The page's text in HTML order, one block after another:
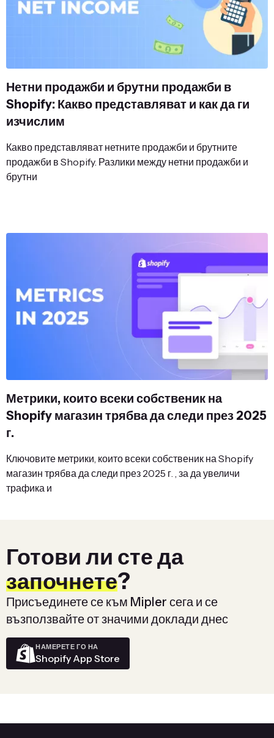
Нетни продажби и брутни продажби в
Shopify: Какво представляват и как да ги
изчислим
Какво представляват нетните продажби и брутните
продажби в Shopify. Разлики между нетни продажби и
брутни
Метрики, които всеки собственик на
Shopify магазин трябва да следи през 2025
г.
Ключовите метрики, които всеки собственик на Shopify
магазин трябва да следи през 2025 г. , за да увеличи
трафика и
Готови ли сте да
започнете?
Присъединете се към Mipler сега и се
възползвайте от значими доклади днес
НАМЕРЕТЕ ГО НА
Shopify App Store